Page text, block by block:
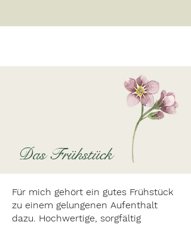
Das Frühstück
Für mich gehört ein gutes Frühstück
zu einem gelungenen Aufenthalt
dazu. Hochwertige, sorgfältig